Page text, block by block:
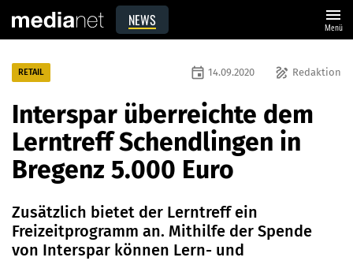
NEWS menu
Menü
RETAIL draw Redaktion
event 14.09.2020
Interspar überreichte dem
Lerntreff Schendlingen in
Bregenz 5.000 Euro
Zusätzlich bietet der Lerntreff ein
Freizeitprogramm an. Mithilfe der Spende
von Interspar können Lern- und